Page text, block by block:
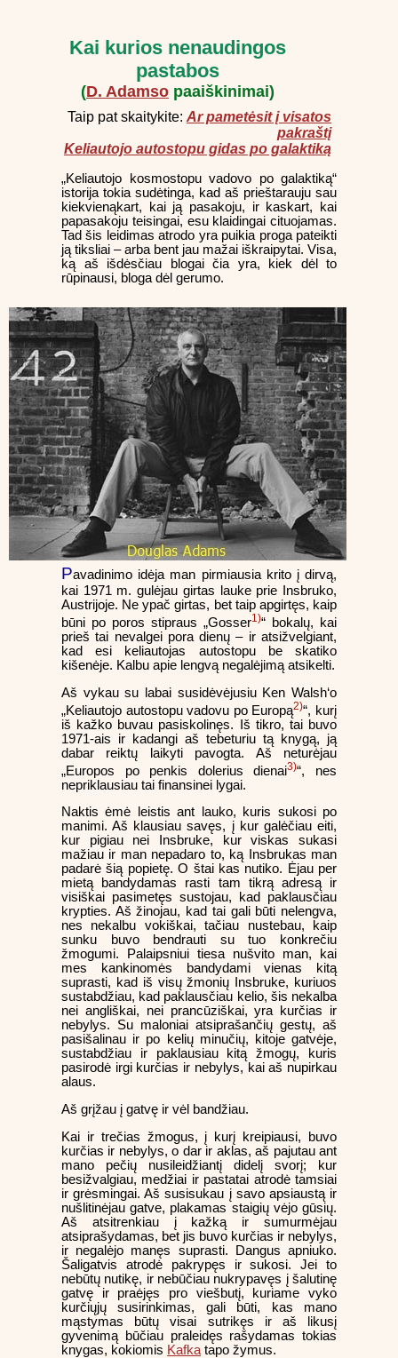
Kai kurios nenaudingos
pastabos
(D. Adamso paaiškinimai)
Taip pat skaitykite: Ar pametėsit į visatos
pakraštį
Keliautojo autostopu gidas po galaktiką
„Keliautojo kosmostopu vadovo po galaktiką“
istorija tokia sudėtinga, kad aš prieštarauju sau
kiekvienąkart, kai ją pasakoju, ir kaskart, kai
papasakoju teisingai, esu klaidingai cituojamas.
Tad šis leidimas atrodo yra puikia proga pateikti
ją tiksliai – arba bent jau mažai iškraipytai. Visa,
ką aš išdėsčiau blogai čia yra, kiek dėl to
rūpinausi, bloga dėl gerumo.
Pavadinimo idėja man pirmiausia krito į dirvą,
kai 1971 m. gulėjau girtas lauke prie Insbruko,
Austrijoje. Ne ypač girtas, bet taip apgirtęs, kaip
būni po poros stipraus „Gosser1)“ bokalų, kai
prieš tai nevalgei pora dienų – ir atsižvelgiant,
kad esi keliautojas autostopu be skatiko
kišenėje. Kalbu apie lengvą negalėjimą atsikelti.
Aš vykau su labai susidėvėjusiu Ken Walsh‘o
„Keliautojo autostopu vadovu po Europą2)“, kurį
iš kažko buvau pasiskolinęs. Iš tikro, tai buvo
1971-ais ir kadangi aš tebeturiu tą knygą, ją
dabar reiktų laikyti pavogta. Aš neturėjau
„Europos po penkis dolerius dienai3)“, nes
nepriklausiau tai finansinei lygai.
Naktis ėmė leistis ant lauko, kuris sukosi po
manimi. Aš klausiau savęs, į kur galėčiau eiti,
kur pigiau nei Insbruke, kur viskas sukasi
mažiau ir man nepadaro to, ką Insbrukas man
padarė šią popietę. O štai kas nutiko. Ėjau per
mietą bandydamas rasti tam tikrą adresą ir
visiškai pasimetęs sustojau, kad paklausčiau
krypties. Aš žinojau, kad tai gali būti nelengva,
nes nekalbu vokiškai, tačiau nustebau, kaip
sunku buvo bendrauti su tuo konkrečiu
žmogumi. Palaipsniui tiesa nušvito man, kai
mes kankinomės bandydami vienas kitą
suprasti, kad iš visų žmonių Insbruke, kuriuos
sustabdžiau, kad paklausčiau kelio, šis nekalba
nei angliškai, nei prancūziškai, yra kurčias ir
nebylys. Su maloniai atsiprašančių gestų, aš
pasišalinau ir po kelių minučių, kitoje gatvėje,
sustabdžiau ir paklausiau kitą žmogų, kuris
pasirodė irgi kurčias ir nebylys, kai aš nupirkau
alaus.
Aš grįžau į gatvę ir vėl bandžiau.
Kai ir trečias žmogus, į kurį kreipiausi, buvo
kurčias ir nebylys, o dar ir aklas, aš pajutau ant
mano pečių nusileidžiantį didelį svorį; kur
besižvalgiau, medžiai ir pastatai atrodė tamsiai
ir grėsmingai. Aš susisukau į savo apsiaustą ir
nušlitinėjau gatve, plakamas staigių vėjo gūsių.
Aš atsitrenkiau į kažką ir sumurmėjau
atsiprašydamas, bet jis buvo kurčias ir nebylys,
ir negalėjo manęs suprasti. Dangus apniuko.
Šaligatvis atrodė pakrypęs ir sukosi. Jei to
nebūtų nutikę, ir nebūčiau nukrypavęs į šalutinę
gatvę ir praėjęs pro viešbutį, kuriame vyko
kurčiųjų susirinkimas, gali būti, kas mano
mąstymas būtų visai sutrikęs ir aš likusį
gyvenimą būčiau praleidęs rašydamas tokias
knygas, kokiomis Kafka tapo žymus.